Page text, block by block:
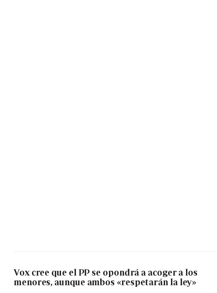
Vox cree que el PP se opondrá a acoger a los
menores, aunque ambos «respetarán la ley»